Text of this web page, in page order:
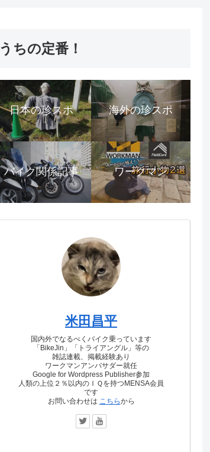
うちの定番！
日本の珍スポ 海外の珍スポ
バイク関係記事 ワークマン
米田昌平
国内外でなるべくバイク乗っています
「BikeJin」「トライアングル」等の
雑誌連載、掲載経験あり
ワークマンアンバサダー就任
Google for Wordpress Publisher参加
人類の上位２％以内のＩＱを持つMENSA会員
です
お問い合わせは こちらから